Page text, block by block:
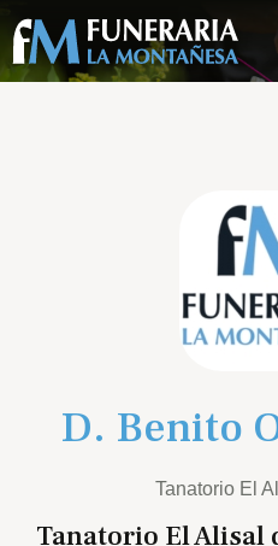
D. Benito
Tanatorio El
Tanatorio El Alisal